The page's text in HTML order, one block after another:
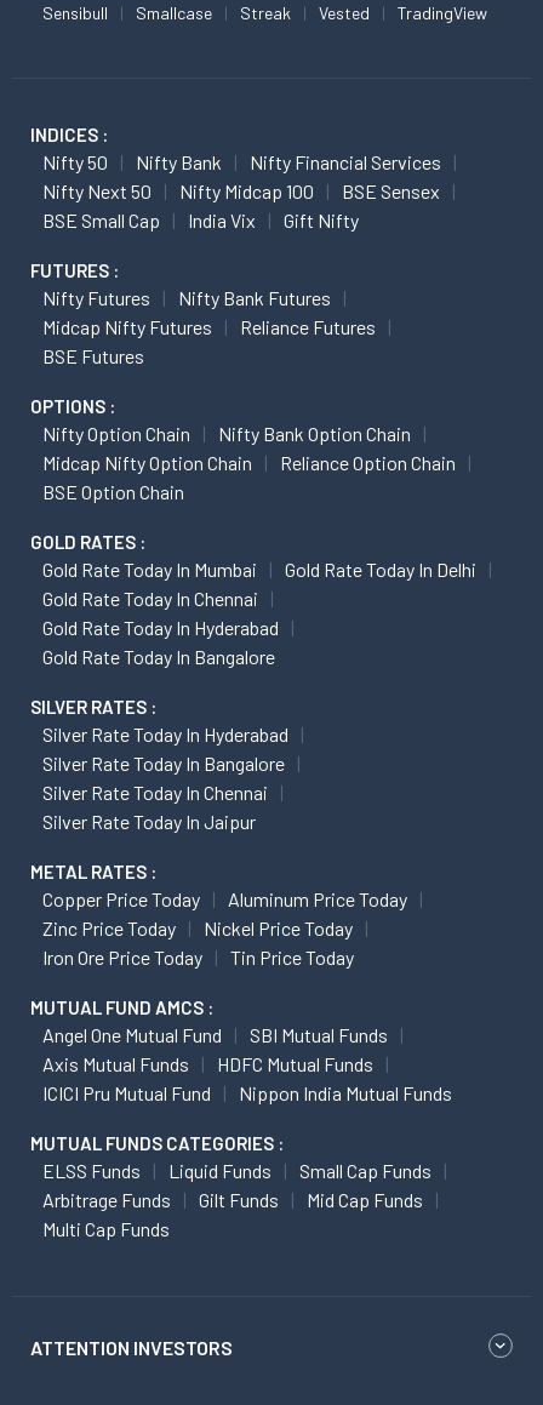
Sensibull Smallcase Streak Vested TradingView
INDICES :
Nifty 50 Nifty Bank
Nifty Financial Services
Nifty Next 50
Nifty Midcap 100
BSE Sensex
BSE Small Cap
India Vix Gift Nifty
FUTURES :
Nifty Futures
Nifty Bank Futures
Midcap Nifty Futures
Reliance Futures
BSE Futures
OPTIONS :
Nifty Option Chain
Nifty Bank Option Chain
Midcap Nifty Option Chain
Reliance Option Chain
BSE Option Chain
GOLD RATES :
Gold Rate Today In Mumbai
Gold Rate Today In Delhi
Gold Rate Today In Chennai
Gold Rate Today In Hyderabad
Gold Rate Today In Bangalore
SILVER RATES :
Silver Rate Today In Hyderabad
Silver Rate Today In Bangalore
Silver Rate Today In Chennai
Silver Rate Today In Jaipur
METAL RATES :
Copper Price Today
Aluminum Price Today
Zinc Price Today
Nickel Price Today
Iron Ore Price Today
Tin Price Today
MUTUAL FUND AMCS :
Angel One Mutual Fund
SBI Mutual Funds
Axis Mutual Funds
HDFC Mutual Funds
ICICI Pru Mutual Fund
Nippon India Mutual Funds
MUTUAL FUNDS CATEGORIES :
ELSS Funds Liquid Funds
Small Cap Funds
Arbitrage Funds
Gilt Funds
Mid Cap Funds
Multi Cap Funds
ATTENTION INVESTORS